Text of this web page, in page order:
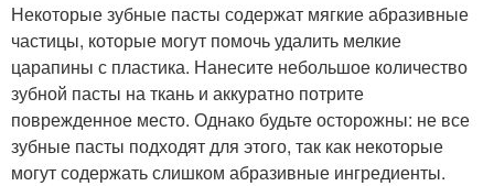
Некоторые зубные пасты содержат мягкие абразивные
частицы, которые могут помочь удалить мелкие
царапины с пластика. Нанесите небольшое количество
зубной пасты на ткань и аккуратно потрите
поврежденное место. Однако будьте осторожны: не все
зубные пасты подходят для этого, так как некоторые
могут содержать слишком абразивные ингредиенты.